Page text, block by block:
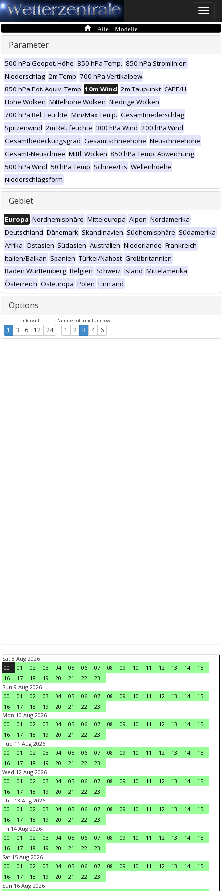
Toggle
Alle Modelle
Parameter
500 hPa Geopot. Höhe 850 hPa Temp. 850 hPa Stromlinien
Niederschlag 2m Temp 700 hPa Vertikalbew
850 hPa Pot. Äquiv. Temp 10m Wind 2m Taupunkt CAPE/LI
Hohe Wolken Mittelhohe Wolken Niedrige Wolken
700 hPa Rel. Feuchte Min/Max Temp. Gesamtniederschlag
Spitzenwind 2m Rel. feuchte 300 hPa Wind 200 hPa Wind
Gesamtbedeckungsgrad Gesamtschneehöhe Neuschneehöhe
Gesamt-Neuschnee Mittl. Wolken 850 hPa Temp. Abweichung
500 hPa Wind 50 hPa Temp Schnee/Eis Wellenhoehe
Niederschlagsform
Gebiet
Europa Nordhemisphäre Mitteleuropa Alpen Nordamerika
Deutschland Dänemark Skandinavien Südhemisphäre Südamerika
Afrika Ostasien Südasien Australien Niederlande Frankreich
Italien/Balkan Spanien Türkei/Nahost Großbritannien
Baden Württemberg Belgien Schweiz Island Mittelamerika
Österreich Osteuropa Polen Finnland
Options
Intervall
1 3 6 12 24
Number of panels in row
1 2 3 4 6
Sat 8 Aug 2026
00
01 02 03 04 05 06 07 08 09 10 11 12 13 14
15
16
17 18 19 20 21 22
23
Sun 9 Aug 2026
00
01 02 03 04 05 06 07 08 09 10 11 12 13 14
15
16
17 18 19 20 21 22
23
Mon 10 Aug 2026
00
01 02 03 04 05 06 07 08 09 10 11 12 13 14
15
16
17 18 19 20 21 22
23
Tue 11 Aug 2026
00
01 02 03 04 05 06 07 08 09 10 11 12 13 14
15
16
17 18 19 20 21 22
23
Wed 12 Aug 2026
00
01 02 03 04 05 06 07 08 09 10 11 12 13 14
15
16
17 18 19 20 21 22
23
Thu 13 Aug 2026
00
01 02 03 04 05 06 07 08 09 10 11 12 13 14
15
16
17 18 19 20 21 22
23
Fri 14 Aug 2026
00
01 02 03 04 05 06 07 08 09 10 11 12 13 14
15
16
17 18 19 20 21 22
23
Sat 15 Aug 2026
00
01 02 03 04 05 06 07 08 09 10 11 12 13 14
15
16
17 18 19 20 21 22
23
Sun 16 Aug 2026